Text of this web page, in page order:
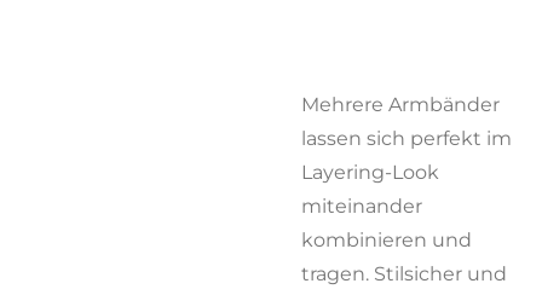
Mehrere Armbänder
lassen sich perfekt im
Layering-Look
miteinander
kombinieren und
tragen. Stilsicher und